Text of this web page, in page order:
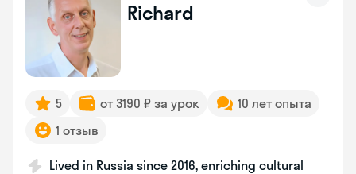
Richard
5 от 3190 ₽ за урок
10 лет опыта
1 отзыв
Lived in Russia since 2016, enriching cultural